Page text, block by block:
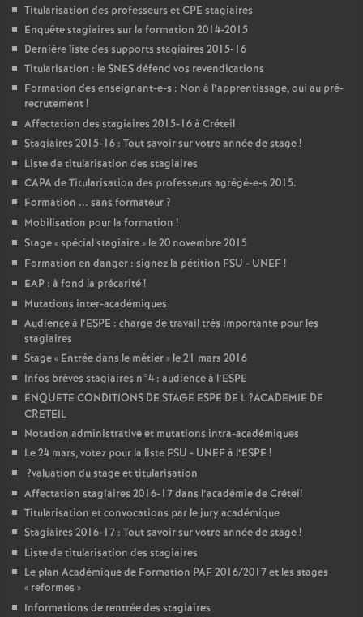
Titularisation des professeurs etCPE stagiaires
Enquête stagiaires sur la formation 2014-2015
Dernière liste des supports stagiaires 2015-16
Titularisation : leSNESdéfend vos revendications
Formation des enseignant-e-s : Non à l’apprentissage, oui au pré-
recrutement!
Affectation des stagiaires 2015-16 à Créteil
Stagiaires 2015-16 : Tout savoir sur votre année de stage!
Liste de titularisation des stagiaires
CAPAde Titularisation des professeurs agrégé-e-s 2015.
Formation ... sans formateur?
Mobilisation pour la formation !
Stage «spécial stagiaire» le 20 novembre 2015
Formation en danger : signez la pétition FSU - UNEF!
EAP : à fond la précarité!
Mutations inter-académiques
Audience à l’ESPE : charge de travail très importante pour les
stagiaires
Stage « Entrée dans le métier» le 21 mars 2016
Infos brèves stagiaires n°4 : audience à l’ESPE
ENQUETE CONDITIONS DE STAGE ESPE DE L?ACADEMIE DE
CRETEIL
Notation administrative et mutations intra-académiques
Le 24 mars, votez pour la liste FSU - UNEFà l’ESPE !
?valuation du stage et titularisation
Affectation stagiaires 2016-17 dans l’académie de Créteil
Titularisation et convocations par le jury académique
Stagiaires 2016-17 : Tout savoir sur votre année de stage!
Liste de titularisation des stagiaires
Le plan Académique de Formation PAF2016/2017 et les stages
« reformes »
Informations de rentrée des stagiaires